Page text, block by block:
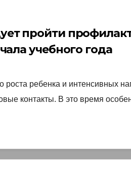
пройти
учебного года￼
ребенка и интенсивных
контакты. В это время